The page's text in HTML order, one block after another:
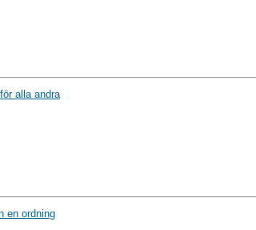
alla andra
en ordning